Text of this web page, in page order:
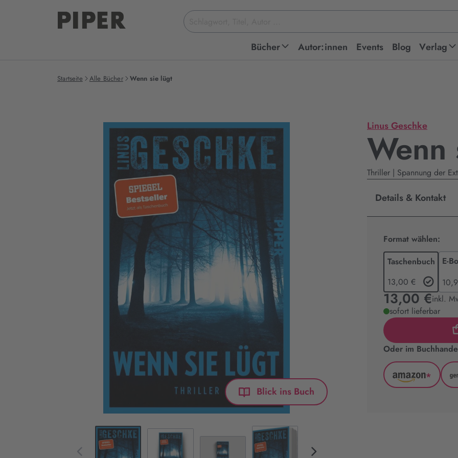
Suchbegriff
eingeben
Bücher Autor:innen Events Blog Verlag
Startseite Alle Bücher Wenn sie lügt
Blick ins Buch
Produktbilder
Buch
Linus Geschke
Wenn
Thriller | Spannung der
Details & Kontakt
Format wählen:
Taschenbuch
13,00 €
E-
13,00 €inkl.
sofort lieferbar
Oder im
Amazon
*